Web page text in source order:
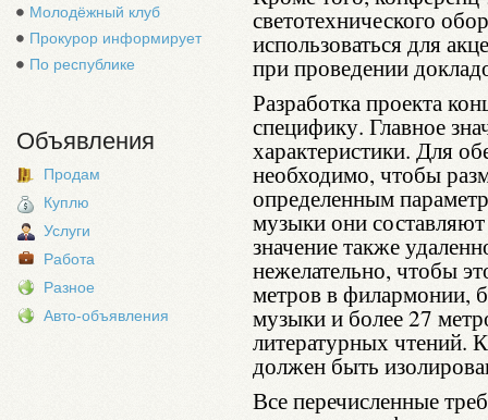
Молодёжный клуб
Прокурор информирует
По республике
Объявления
Продам
Куплю
Услуги
Работа
Разное
Авто-объявления
светотехнического
использоваться для
при проведении
Разработка проекта
специфику. Главное
характеристики. Для
необходимо, чтобы
определенным
музыки они
значение также
нежелательно, чтобы
метров в филармонии,
музыки и более 27
литературных чтений.
должен быть
Все перечисленные